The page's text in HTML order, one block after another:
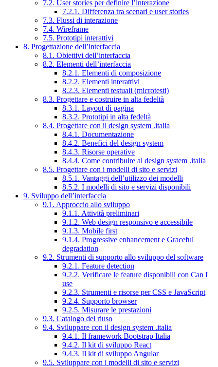
7.2. User stories per definire l’interazione
7.2.1. Differenza tra scenari e user stories
7.3. Flussi di interazione
7.4. Wireframe
7.5. Prototipi interattivi
8. Progettazione dell’interfaccia
8.1. Obiettivi dell’interfaccia
8.2. Elementi dell’interfaccia
8.2.1. Elementi di composizione
8.2.2. Elementi interattivi
8.2.3. Elementi testuali (microtesti)
8.3. Progettare e costruire in alta fedeltà
8.3.1. Layout di pagina
8.3.2. Prototipi in alta fedeltà
8.4. Progettare con il design system .italia
8.4.1. Documentazione
8.4.2. Benefici del design system
8.4.3. Risorse operative
8.4.4. Come contribuire al design system .italia
8.5. Progettare con i modelli di sito e servizi
8.5.1. Vantaggi dell’utilizzo dei modelli
8.5.2. I modelli di sito e servizi disponibili
9. Sviluppo dell’interfaccia
9.1. Approccio allo sviluppo
9.1.1. Attività preliminari
9.1.2. Web design responsivo e accessibile
9.1.3. Mobile first
9.1.4. Progressive enhancement e Graceful
degradation
9.2. Strumenti di supporto allo sviluppo del software
9.2.1. Feature detection
9.2.2. Verificare le feature disponibili con Can I
use
9.2.3. Strumenti e risorse per CSS e JavaScript
9.2.4. Supporto browser
9.2.5. Misurare le prestazioni
9.3. Catalogo del riuso
9.4. Sviluppare con il design system .italia
9.4.1. Il framework Bootstrap Italia
9.4.2. Il kit di sviluppo React
9.4.3. Il kit di sviluppo Angular
9.5. Sviluppare con i modelli di sito e servizi